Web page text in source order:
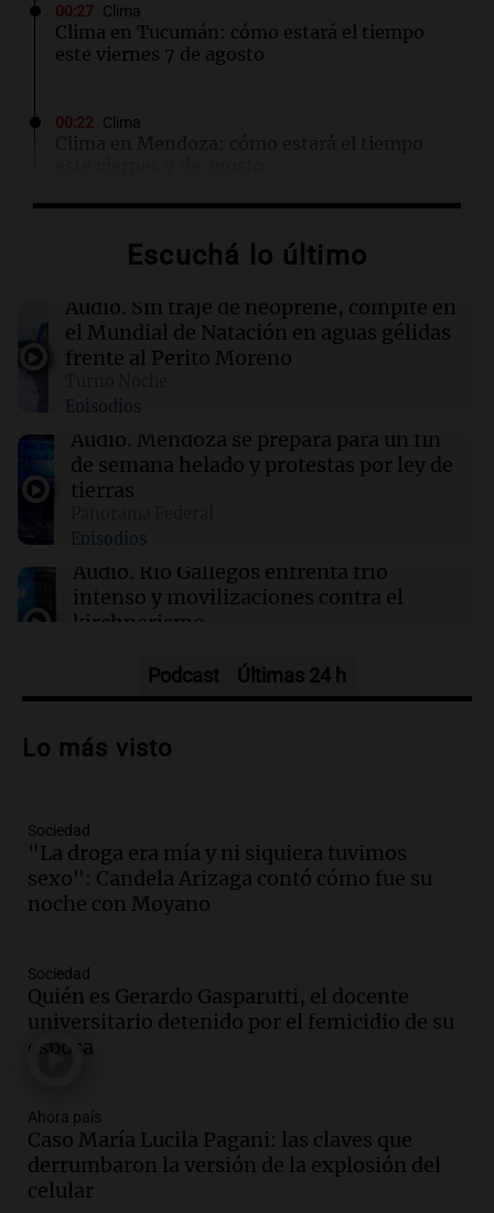
00:27 Clima
Clima en Tucumán: cómo estará el tiempo
este viernes 7 de agosto
00:22 Clima
Clima en Mendoza: cómo estará el tiempo
Clima en Santa Fe: cómo estará el tiempo este
00:11 Clima
Clima en Rosario: cómo estará el tiempo este
00:11 Mundo
Incendio en Cuernavaca por fuga de gas en
camión cisterna deja 21 heridos
Escuchá lo último
Audio. Sin traje de neoprene, compite en
el Mundial de Natación en aguas gélidas
frente al Perito Moreno
Episodios
Audio. Mendoza se prepara para un fin
de semana helado y protestas por ley de
tierras
Episodios
Audio. Río Gallegos enfrenta frío
intenso y movilizaciones contra el
kirchnerismo
Audio.Debate en el Senado sobre
la soberanía digital en Argentina
Audio.
de semana helado y ciudadanos
marchan contra reforma de tierras
Panorama Federal
Audio.
El "Mono" de Kapanga
adelantó su show en Rosario.
Viva la Radio Rosario
Episodios
en suspenso a hombre por simular robo
de recaudación en San Luis
Panorama Federal
Episodios
Podcast Últimas 24 h
Lo más visto
Sociedad
"La droga era mía y ni siquiera tuvimos
sexo": Candela Arizaga contó cómo fue su
noche con Moyano
Sociedad
Quién es Gerardo Gasparutti, el docente
universitario detenido por el femicidio de su
esposa
Ahora país
Caso María Lucila Pagani: las claves que
derrumbaron la versión de la explosión del
celular